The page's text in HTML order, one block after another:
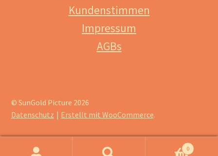
Kundenstimmen
Impressum
AGBs
© SunGold Picture 2026
Datenschutz
Erstellt mit WooCommerce.
0